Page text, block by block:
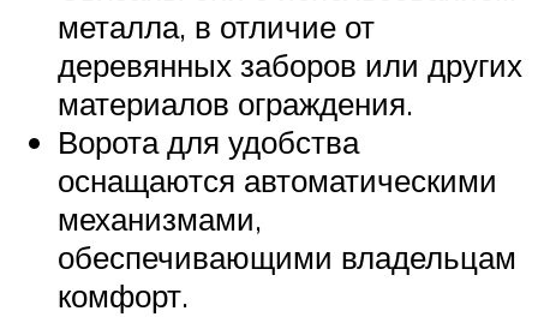
металла, в отличие от
деревянных заборов или других
материалов ограждения.
Ворота для удобства
оснащаются автоматическими
механизмами,
обеспечивающими владельцам
комфорт.